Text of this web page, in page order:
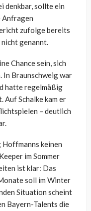
denkbar, sollte ein
Anfragen
zufolge bereits
genannt.
Chance sein, sich
In Braunschweig war
hatte regelmäßig
Schalke kam er
– deutlich
keinen
im Sommer
ist klar: Das
soll im Winter
Situation scheint
Bayern-Talents die